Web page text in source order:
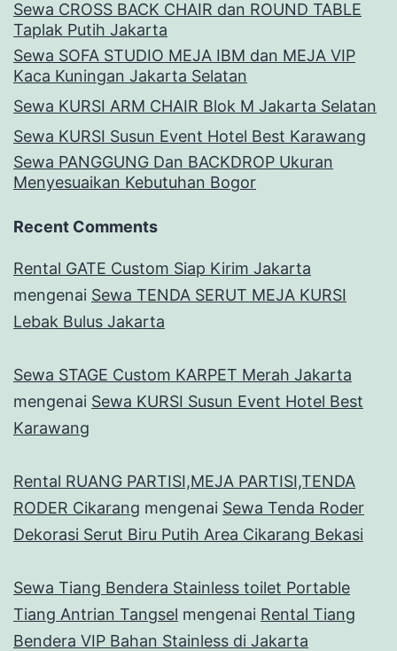
Sewa CROSS BACK CHAIR dan ROUND TABLE
Taplak Putih Jakarta
Sewa SOFA STUDIO MEJA IBM dan MEJA VIP
Kaca Kuningan Jakarta Selatan
Sewa KURSI ARM CHAIR Blok M Jakarta Selatan
Sewa KURSI Susun Event Hotel Best Karawang
Sewa PANGGUNG Dan BACKDROP Ukuran
Menyesuaikan Kebutuhan Bogor
Recent Comments
Rental GATE Custom Siap Kirim Jakarta
mengenai Sewa TENDA SERUT MEJA KURSI
Lebak Bulus Jakarta
Sewa STAGE Custom KARPET Merah Jakarta
mengenai Sewa KURSI Susun Event Hotel Best
Karawang
Rental RUANG PARTISI,MEJA PARTISI,TENDA
RODER Cikarang mengenai Sewa Tenda Roder
Dekorasi Serut Biru Putih Area Cikarang Bekasi
Sewa Tiang Bendera Stainless toilet Portable
Tiang Antrian Tangsel mengenai Rental Tiang
Bendera VIP Bahan Stainless di Jakarta